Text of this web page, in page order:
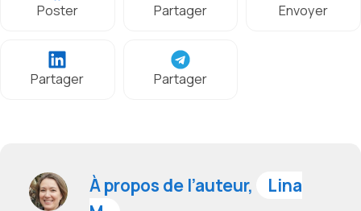
Poster Partager Envoyer
Partager Partager
À propos de l’auteur,
Lina